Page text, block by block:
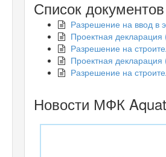
Список документов
Разрешение на ввод в
Проектная декларация
Разрешение на
Проектная декларация
Разрешение на
Новости МФК